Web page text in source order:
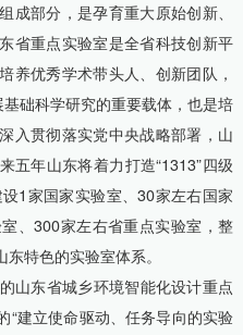
成部分，是孕育重大原始创新、
省重点实验室是全省科技创新平
养优秀学术带头人、创新团队，
础科学研究的重要载体，也是培
入贯彻落实党中央战略部署，山
五年山东将着力打造“1313”四级
1家国家实验室、30家左右国家
、300家左右省重点实验室，整
特色的实验室体系。
东省城乡环境智能化设计重点
“建立使命驱动、任务导向的实验